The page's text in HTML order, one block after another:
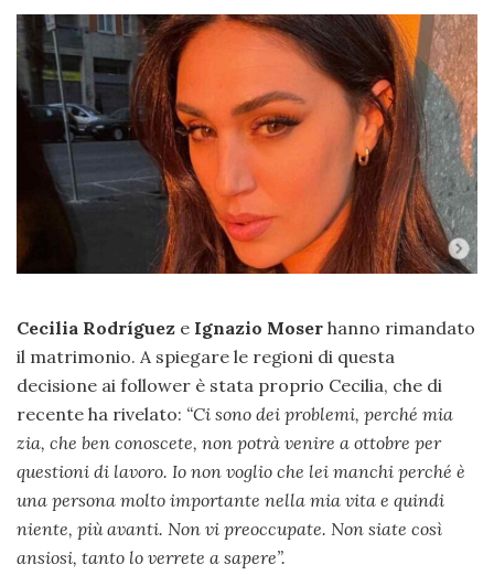
Cecilia Rodríguez e Ignazio Moser hanno rimandato
il matrimonio. A spiegare le regioni di questa
decisione ai follower è stata proprio Cecilia, che di
recente ha rivelato: “Ci sono dei problemi, perché mia
zia, che ben conoscete, non potrà venire a ottobre per
questioni di lavoro. Io non voglio che lei manchi perché è
una persona molto importante nella mia vita e quindi
niente, più avanti. Non vi preoccupate. Non siate così
ansiosi, tanto lo verrete a sapere”.